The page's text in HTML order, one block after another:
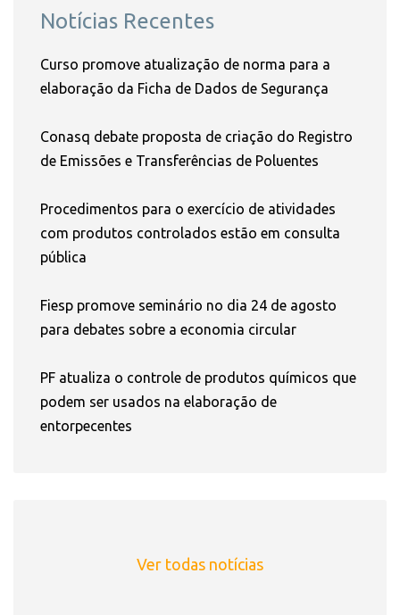
Notícias Recentes
Curso promove atualização de norma para a
elaboração da Ficha de Dados de Segurança
Conasq debate proposta de criação do Registro
de Emissões e Transferências de Poluentes
Procedimentos para o exercício de atividades
com produtos controlados estão em consulta
pública
Fiesp promove seminário no dia 24 de agosto
para debates sobre a economia circular
PF atualiza o controle de produtos químicos que
podem ser usados na elaboração de
entorpecentes
Ver todas notícias